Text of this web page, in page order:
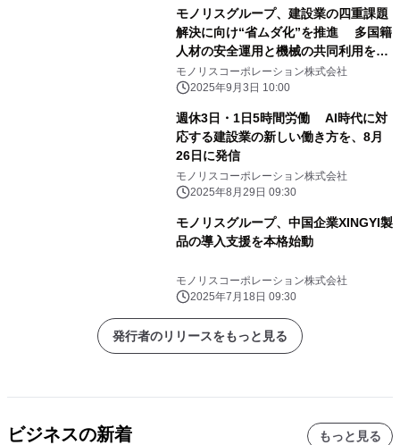
モノリスグループ、建設業の四重課題
解決に向け“省ムダ化”を推進 多国籍
人材の安全運用と機械の共同利用を
2025年9月より段階導入
モノリスコーポレーション株式会社
2025年9月3日 10:00
週休3日・1日5時間労働 AI時代に対
応する建設業の新しい働き方を、8月
26日に発信
モノリスコーポレーション株式会社
2025年8月29日 09:30
モノリスグループ、中国企業XINGYI製
品の導入支援を本格始動
モノリスコーポレーション株式会社
2025年7月18日 09:30
発行者のリリースをもっと見る
ビジネスの新着 もっと見る